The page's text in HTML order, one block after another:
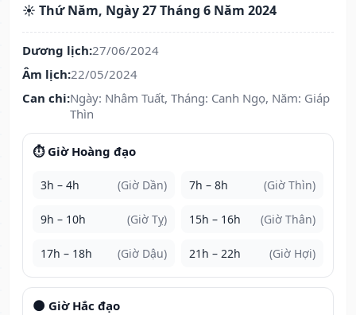
☀️ Thứ Năm, Ngày 27 Tháng 6 Năm 2024
Dương lịch:27/06/2024
Âm lịch:22/05/2024
Can chi:Ngày: Nhâm Tuất, Tháng: Canh Ngọ, Năm: Giáp
Thìn
⏱️ Giờ Hoàng đạo
3h – 4h (Giờ Dần) 7h – 8h (Giờ Thìn)
9h – 10h (Giờ Tỵ) 15h – 16h (Giờ Thân)
17h – 18h (Giờ Dậu) 21h – 22h (Giờ Hợi)
🌑 Giờ Hắc đạo